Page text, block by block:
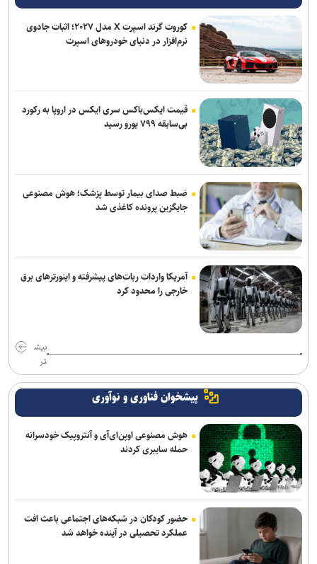
برنی سندرز: ترامپ خطرناک‌ ترین رئیس‌ جمهور تاریخ آمریکا است
برکناری دو مقام ارشد موساد پس از ناکامی طرح علیه ایران
نشست خبری رئیس‌جمهور فردا برگزار می‌شود
کوروت گرند اسپرت X مدل ۲۰۲۷؛ اثبات جادوی
نرم‌افزار در دنیای خودروهای اسپرت
قیمت ایکس‌باکس سری ایکس در اروپا به رکورد
بی‌سابقه ۷۹۹ یورو رسید
ضبط صدای بیمار توسط پزشک؛ هوش مصنوعی
جایگزین پرونده کاغذی شد
آمریکا واردات ربات‌های پیشرفته و اینورترهای برق
خارجی را محدود کرد
بیش
تر
پیشخوان فناوری و نوآوری
هوش مصنوعی اوپن‌ای‌آی و آنتروپیک خودسرانه
حمله سایبری کردند
حضور کودکان در شبکه‌های اجتماعی باعث افت
عملکرد تحصیلی در آینده خواهد شد